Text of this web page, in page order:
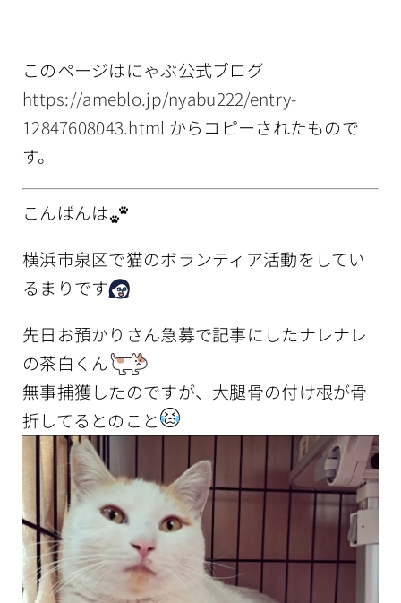
このページはにゃぶ公式ブログ
https://ameblo.jp/nyabu222/entry-
12847608043.html からコピーされたもので
す。
こんばんは
横浜市泉区で猫のボランティア活動をしてい
るまりです
先日お預かりさん急募で記事にしたナレナレ
の茶白くん
無事捕獲したのですが、大腿骨の付け根が骨
折してるとのこと